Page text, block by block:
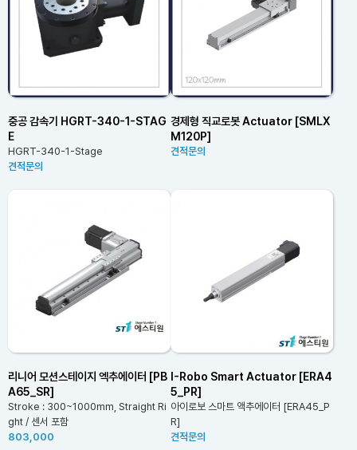
중공 감속기 HGRT-340-1-STAG
E
HGRT-340-1-Stage
견적문의
경제형 직교로봇 Actuator [SMLX
M120P]
견적문의
리니어 모션스테이지 엑추에이터 [PB
A65_SR]
Stroke : 300~1000mm, Straight Ri
ght / 센서 포함
803,000
I-Robo Smart Actuator [ERA4
5_PR]
아이로보 스마트 액추에이터 [ERA45_P
R]
견적문의